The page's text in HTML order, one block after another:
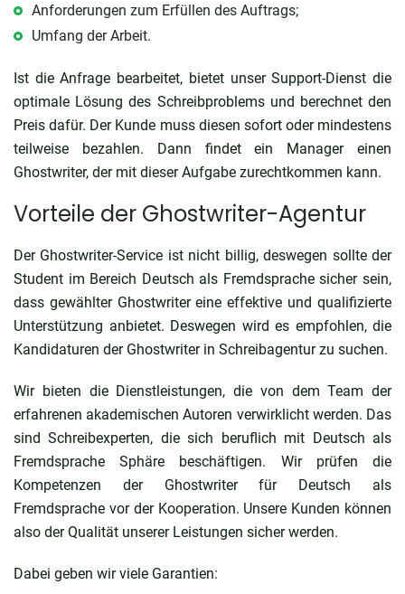
Anforderungen zum Erfüllen des Auftrags;
Umfang der Arbeit.
Ist die Anfrage bearbeitet, bietet unser Support-Dienst die
optimale Lösung des Schreibproblems und berechnet den
Preis dafür. Der Kunde muss diesen sofort oder mindestens
teilweise bezahlen. Dann findet ein Manager einen
Ghostwriter, der mit dieser Aufgabe zurechtkommen kann.
Vorteile der Ghostwriter-Agentur
Der Ghostwriter-Service ist nicht billig, deswegen sollte der
Student im Bereich Deutsch als Fremdsprache sicher sein,
dass gewählter Ghostwriter eine effektive und qualifizierte
Unterstützung anbietet. Deswegen wird es empfohlen, die
Kandidaturen der Ghostwriter in Schreibagentur zu suchen.
Wir bieten die Dienstleistungen, die von dem Team der
erfahrenen akademischen Autoren verwirklicht werden. Das
sind Schreibexperten, die sich beruflich mit Deutsch als
Fremdsprache Sphäre beschäftigen. Wir prüfen die
Kompetenzen der Ghostwriter für Deutsch als
Fremdsprache vor der Kooperation. Unsere Kunden können
also der Qualität unserer Leistungen sicher werden.
Dabei geben wir viele Garantien: